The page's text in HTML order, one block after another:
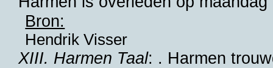
Bron:
Hendrik Visser
XIII. Harmen Taal: . Harmen